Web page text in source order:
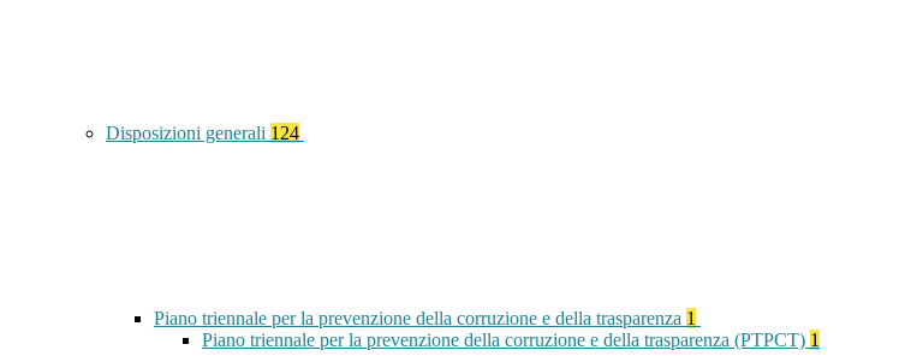
Disposizioni generali 124
Piano triennale per la prevenzione della corruzione e della trasparenza 1
Piano triennale per la prevenzione della corruzione e della trasparenza (PTPCT) 1